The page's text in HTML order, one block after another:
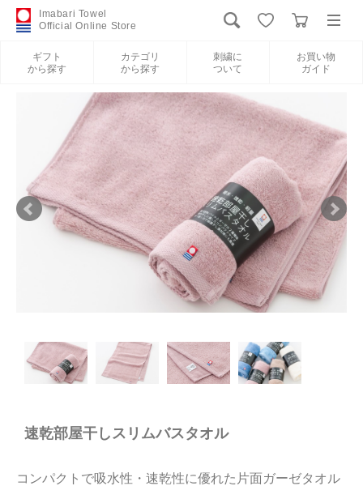
Imabari Towel
Official Online Store
ギフト
から探す
カテゴリ
から探す
刺繍に
ついて
お買い物
ガイド
新規会員登録
ギフトから探す
カテゴリから探す
刺繍について
当サイトについて
速乾部屋干しスリムバスタオル
コンパクトで吸水性・速乾性に優れた片面ガーゼタオル